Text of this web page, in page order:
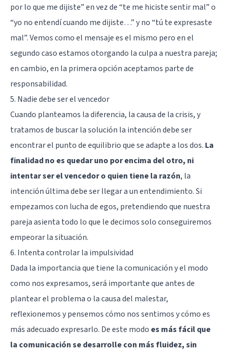
por lo que me dijiste” en vez de “te me hiciste sentir mal” o
“yo no entendí cuando me dijiste…” y no “tú te expresaste
mal”. Vemos como el mensaje es el mismo pero en el
segundo caso estamos otorgando la culpa a nuestra pareja;
en cambio, en la primera opción aceptamos parte de
responsabilidad.
5. Nadie debe ser el vencedor
Cuando planteamos la diferencia, la causa de la crisis, y
tratamos de buscar la solución la intención debe ser
encontrar el punto de equilibrio que se adapte a los dos. La
finalidad no es quedar uno por encima del otro, ni
intentar ser el vencedor o quien tiene la razón, la
intención última debe ser llegar a un entendimiento. Si
empezamos con lucha de egos, pretendiendo que nuestra
pareja asienta todo lo que le decimos solo conseguiremos
empeorar la situación.
6. Intenta controlar la impulsividad
Dada la importancia que tiene la comunicación y el modo
como nos expresamos, será importante que antes de
plantear el problema o la causa del malestar,
reflexionemos y pensemos cómo nos sentimos y cómo es
más adecuado expresarlo. De este modo es más fácil que
la comunicación se desarrolle con más fluidez, sin